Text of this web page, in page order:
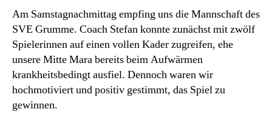
Am Samstagnachmittag empfing uns die Mannschaft des
SVE Grumme. Coach Stefan konnte zunächst mit zwölf
Spielerinnen auf einen vollen Kader zugreifen, ehe
unsere Mitte Mara bereits beim Aufwärmen
krankheitsbedingt ausfiel. Dennoch waren wir
hochmotiviert und positiv gestimmt, das Spiel zu
gewinnen.